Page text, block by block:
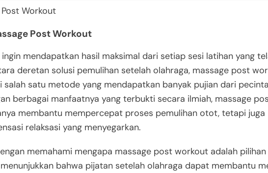
Workout
Post Workout
mendapatkan hasil maksimal dari setiap sesi latihan yang
deretan solusi pemulihan setelah olahraga, massage post
salah satu metode yang mendapatkan banyak pujian dari pecinta
berbagai manfaatnya yang terbukti secara ilmiah, massage
membantu mempercepat proses pemulihan otot, tetapi juga
relaksasi yang menyegarkan.
memahami mengapa massage post workout adalah pilihan
bahwa pijatan setelah olahraga dapat membantu